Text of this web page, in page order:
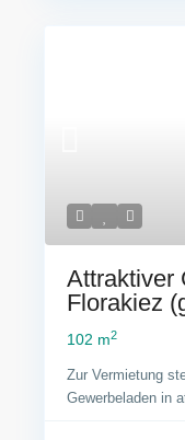
Attraktiver
Florakiez
102 m2
Zur Vermietung
Gewerbeladen in